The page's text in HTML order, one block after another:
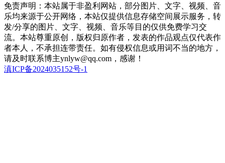
免责声明：本站属于非盈利网站，部分图片、文字、视频、音
乐均来源于公开网络，本站仅提供信息存储空间展示服务，转
发/分享的图片、文字、视频、音乐等目的仅供免费学习交
流。本站尊重原创，版权归原作者，发表的作品观点仅代表作
者本人，不承担连带责任。如有侵权信息或用词不当的地方，
请及时联系博主ynlyw@qq.com，感谢！
滇ICP备2024035152号-1